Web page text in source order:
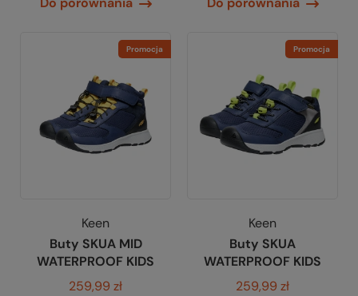
Promocja
Keen
Buty SKUA MID
WATERPROOF KIDS
259,99 zł
Promocja
Keen
Buty SKUA
WATERPROOF KIDS
259,99 zł